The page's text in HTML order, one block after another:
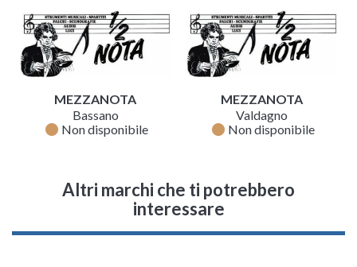
MEZZANOTA
Bassano
fiber_manual_record Non disponibile
MEZZANOTA
Valdagno
fiber_manual_record Non disponibile
Altri marchi che ti potrebbero
interessare